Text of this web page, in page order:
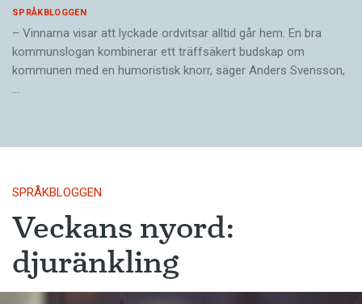
SPRÅKBLOGGEN
– Vinnarna visar att lyckade ordvitsar alltid går hem. En bra
kommunslogan kombinerar ett träffsäkert budskap om
kommunen med en humoristisk knorr, säger Anders Svensson,
…
SPRÅKBLOGGEN
Veckans nyord:
djuränkling